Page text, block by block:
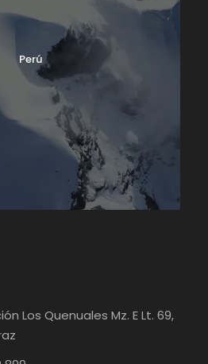
Perú
Los Quenuales Mz. E Lt. 69,